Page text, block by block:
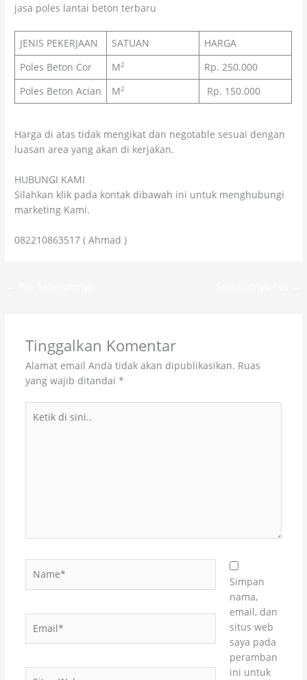
jasa poles lantai beton terbaru
JENIS PEKERJAAN SATUAN
HARGA
Poles Beton Cor
M2
Rp. 250.000
Poles Beton Acian
M2 Rp. 150.000
Harga di atas tidak mengikat dan negotable sesuai dengan
luasan area yang akan di kerjakan.
HUBUNGI KAMI
Silahkan klik pada kontak dibawah ini untuk menghubungi
marketing Kami.
082210863517 ( Ahmad )
Tinggalkan Komentar
Alamat email Anda tidak akan dipublikasikan. Ruas
yang wajib ditandai *
Simpan
nama,
email, dan
situs web
saya pada
peramban
ini untuk